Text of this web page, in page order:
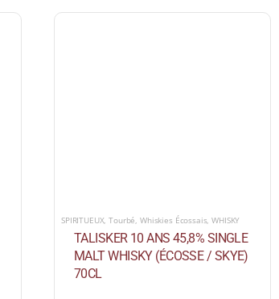
SPIRITUEUX ,Tourbé Whiskies Écossais ,WHISKY
TALISKER 10 ANS 45,8% SINGLE
MALT WHISKY (ÉCOSSE / SKYE)
70CL